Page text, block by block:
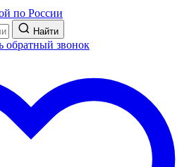
по России
Найти
обратный звонок